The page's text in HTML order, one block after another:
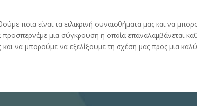
ποια είναι τα ειλικρινή συναισθήματα μας και να
μια σύγκρουση η οποία επαναλαμβάνεται
να μπορούμε να εξελίξουμε τη σχέση μας προς μια